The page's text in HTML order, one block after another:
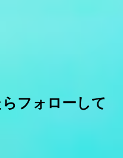
フォローして